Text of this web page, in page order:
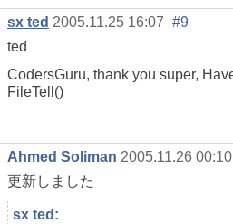
sx ted 2005.11.25 16:07 #9
ted
CodersGuru, thank you super,
FileTell()
Ahmed Soliman 2005.11.26 00:10
更新しました
sx ted: